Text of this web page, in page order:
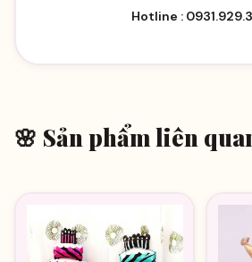
Hotline :
🌸 Sản phẩm liên